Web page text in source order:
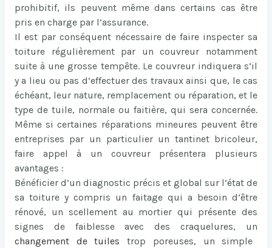
prohibitif, ils peuvent même dans certains cas être
pris en charge par l’assurance.
Il est par conséquent nécessaire de faire inspecter sa
toiture régulièrement par un couvreur notamment
suite à une grosse tempête. Le couvreur indiquera s’il
y a lieu ou pas d’effectuer des travaux ainsi que, le cas
échéant, leur nature, remplacement ou réparation, et le
type de tuile, normale ou faitière, qui sera concernée.
Même si certaines réparations mineures peuvent être
entreprises par un particulier un tantinet bricoleur,
faire appel à un couvreur présentera plusieurs
avantages :
Bénéficier d’un diagnostic précis et global sur l’état de
sa toiture y compris un faitage qui a besoin d’être
rénové, un scellement au mortier qui présente des
signes de faiblesse avec des craquelures, un
changement de tuiles trop poreuses, un simple